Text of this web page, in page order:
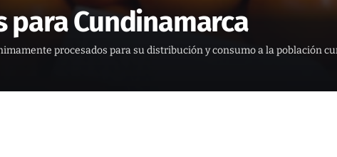
para Cundinamarca
procesados para su distribución y consumo a la población